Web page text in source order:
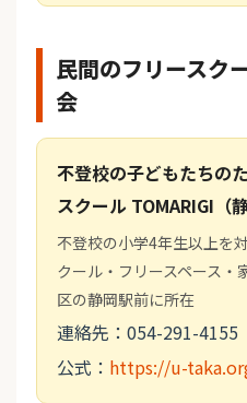
民間のフリースク
会
不登校の子どもたちの
スクール TOMARIGI（
不登校の小学4年生以上を
クール・フリースペース
区の静岡駅前に所在
連絡先：054-291-4155
公式： https://u-